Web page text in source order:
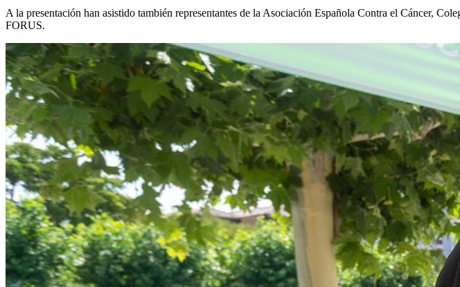
A la presentación han asistido también representantes de la Asociación Española Contra el Cáncer,
FORUS.